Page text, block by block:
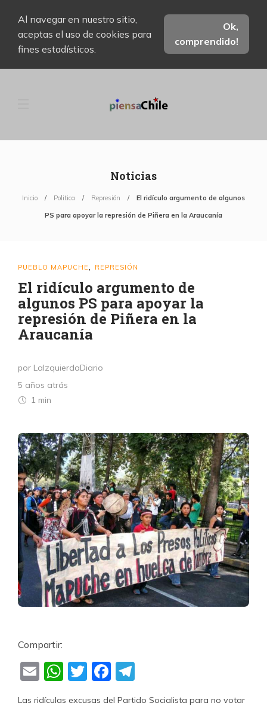
Al navegar en nuestro sitio,
aceptas el uso de cookies para
fines estadísticos.
Ok,
comprendido!
Noticias
Inicio Politica Represión El ridículo argumento de algunos
PS para apoyar la represión de Piñera en la Araucanía
PUEBLO MAPUCHE REPRESIÓN
El ridículo argumento de
algunos PS para apoyar la
represión de Piñera en la
Araucanía
por LaIzquierdaDiario
5 años atrás
1 min
Compartir:
EmailWhatsApp
TwitterFacebook
Las ridículas excusas del Partido Socialista para no votar